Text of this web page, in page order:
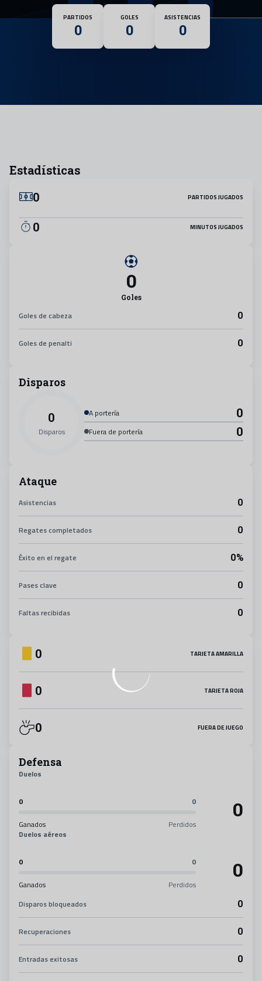
Nacionalidad
PARTIDOS
0
GOLES
0
ASISTENCIAS
0
Estadísticas
0
PARTIDOS JUGADOS
0 MINUTOS JUGADOS
0
Goles
Goles de cabeza 0
Goles de penalti 0
Disparos
0
Disparos
A portería 0
Fuera de portería 0
Ataque
Asistencias 0
Regates completados 0
Éxito en el regate 0%
Pases clave 0
Faltas recibidas 0
0 TARJETA AMARILLA
0 TARJETA ROJA
0 FUERA DE JUEGO
Defensa
Duelos
0 0
Ganados Perdidos
0
Duelos aéreos
0 0
Ganados Perdidos
0
Disparos bloqueados 0
Recuperaciones 0
Entradas exitosas 0